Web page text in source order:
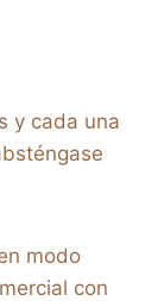
y cada una
modo
con